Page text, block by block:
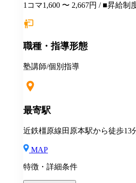
1コマ1,600 〜 2,667円 / ■昇給制度あり ■社員
り、活躍している人が多数います♪ ■受動喫煙対
入要件満たした方)
職種・指導形態
塾講師/個別指導
最寄駅
近鉄橿原線田原本駅から徒歩13
MAP
特徴・詳細条件